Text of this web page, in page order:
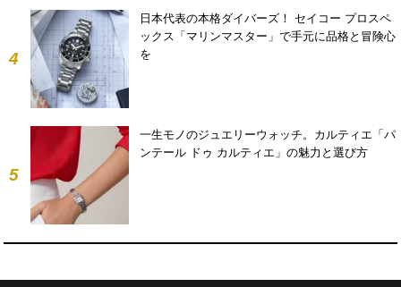
4
日本代表の本格ダイバーズ！ セイコー プロスペ
ックス「マリンマスター」で手元に品格と冒険心
を
5
一生モノのジュエリーウォッチ。カルティエ「パ
ンテール ドゥ カルティエ」の魅力と選び方